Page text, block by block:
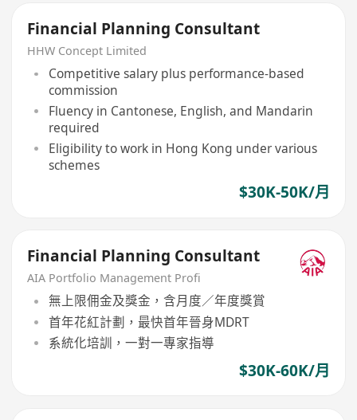
Financial Planning Consultant
HHW Concept Limited
Competitive salary plus performance-based
commission
Fluency in Cantonese, English, and Mandarin
required
Eligibility to work in Hong Kong under various
schemes
$30K-50K/月
Financial Planning Consultant
AIA Portfolio Management Profi
無上限佣金及獎金，含月度／年度獎賞
首年花紅計劃，最快首年晉身MDRT
系統化培訓，一對一專家指導
$30K-60K/月